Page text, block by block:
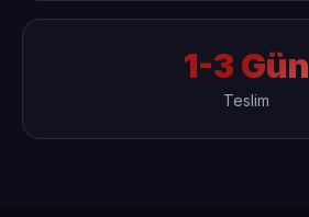
1-3 Gün
Teslim